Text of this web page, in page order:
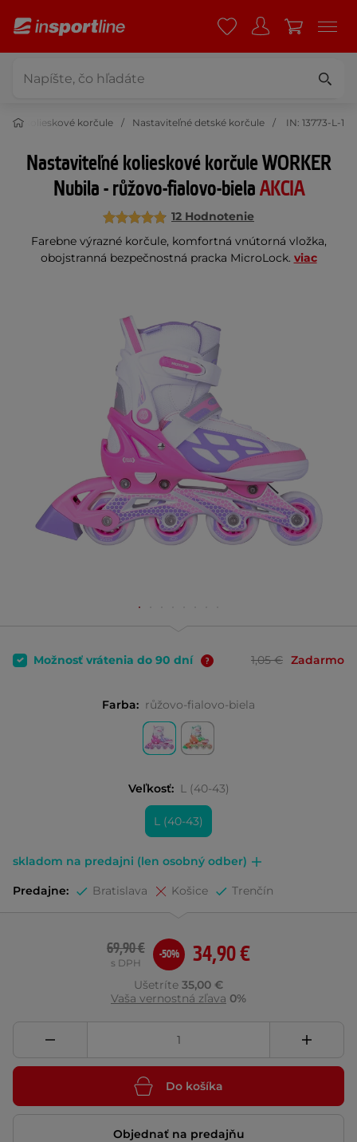
kolieskové korčule Nastaviteľné detské korčule IN: 13773-L-1
Nastaviteľné kolieskové korčule WORKER
Nubila - růžovo-fialovo-bielaAKCIA
12 Hodnotenie
Farebne výrazné korčule, komfortná vnútorná vložka,
obojstranná bezpečnostná pracka MicroLock. viac
Možnosť vrátenia do 90 dní 1,05 € Zadarmo
Farba: růžovo-fialovo-biela
Veľkosť: L (40-43)
L (40-43)
skladom na predajni (len osobný odber)
Predajne: Bratislava Košice Trenčín
34,90 €
69,90 €
s DPH
-50%
Ušetríte 35,00 €
Vaša vernostná zľava 0%
Do košíka
Objednať na predajňu